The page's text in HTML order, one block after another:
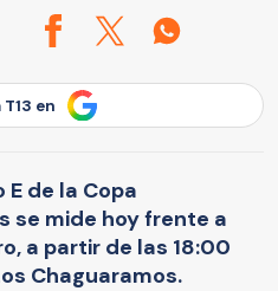
en
de la Copa
se mide hoy frente a
a partir de las 18:00
Chaguaramos.